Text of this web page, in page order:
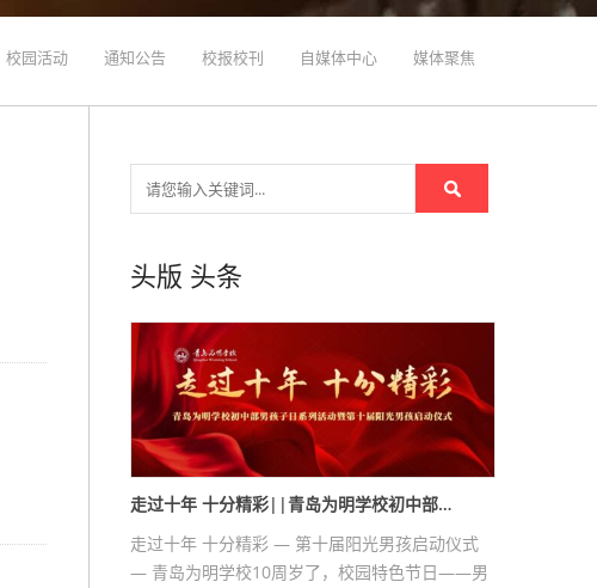
校园活动 通知公告 校报校刊 自媒体中心 媒体聚焦
头版 头条
走过十年 十分精彩||青岛为明学校初中部…
走过十年 十分精彩 — 第十届阳光男孩启动仪式
— 青岛为明学校10周岁了，校园特色节日——男